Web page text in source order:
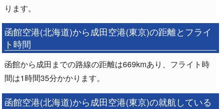
ります。
函館空港(北海道)から成田空港(東京)の距離とフライ
ト時間
函館から成田までの路線の距離は669kmあり、フライト時
間は1時間35分かかります。
函館空港(北海道)から成田空港(東京)の就航している